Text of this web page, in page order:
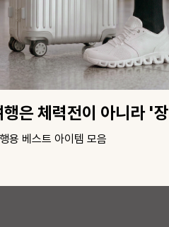
열심히 일한 당신에게🤍
지긋지긋한 다리붓기